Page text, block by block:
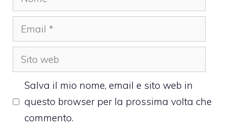
Email
Sito
web
Salva il mio nome, email e sito web in
questo browser per la prossima volta che
commento.